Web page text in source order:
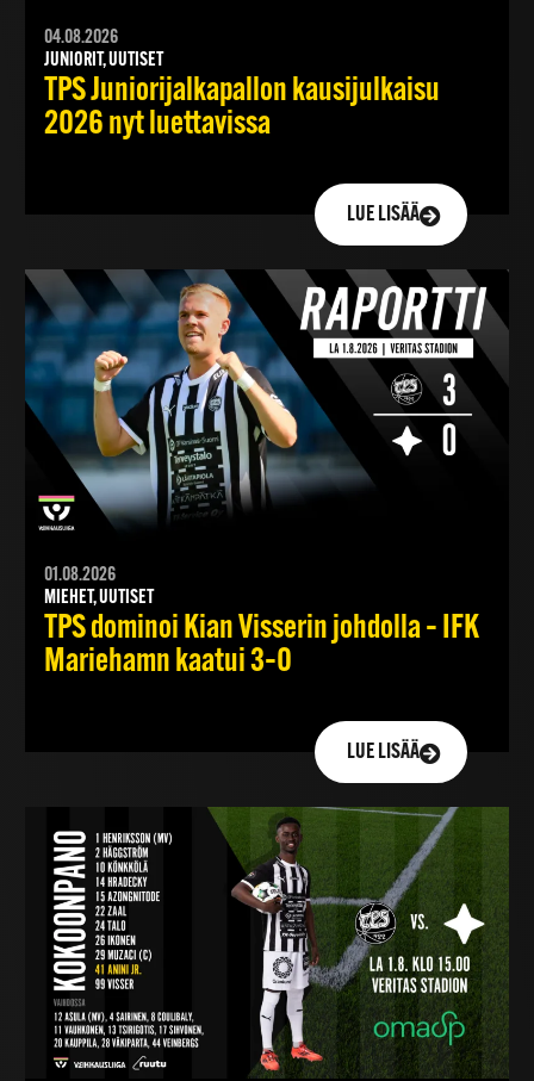
04.08.2026
JUNIORIT, UUTISET
TPS Juniorijalkapallon kausijulkaisu
2026 nyt luettavissa
LUE LISÄÄ
01.08.2026
MIEHET, UUTISET
TPS dominoi Kian Visserin johdolla – IFK
Mariehamn kaatui 3–0
LUE LISÄÄ